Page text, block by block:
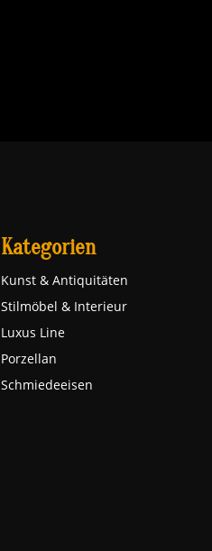
Kategorien
Kunst & Antiquitäten
Stilmöbel & Interieur
Luxus Line
Porzellan
Schmiedeeisen